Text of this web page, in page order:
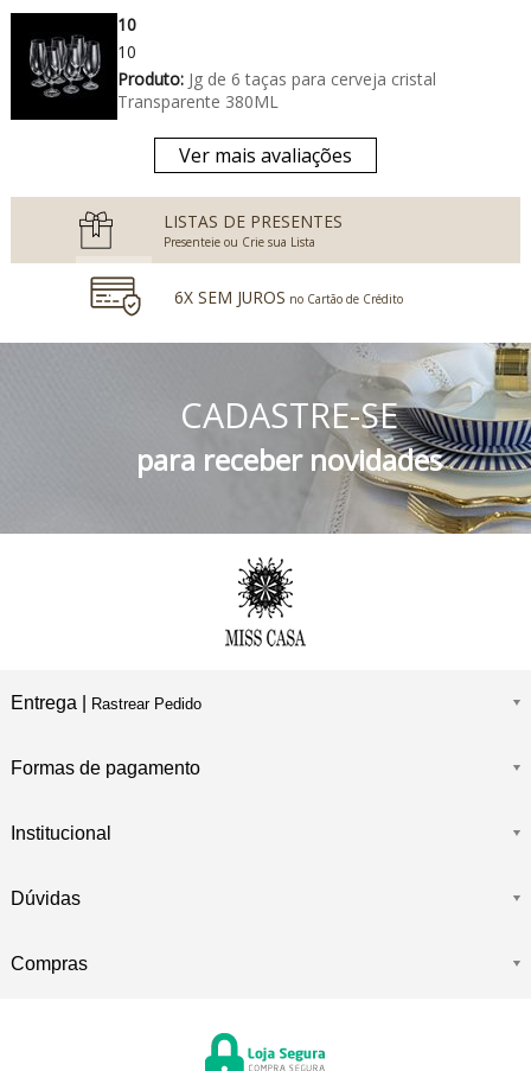
10
10
Produto:Jg de 6 taças para cerveja cristal
Transparente 380ML
Ver mais avaliações
LISTAS DE PRESENTES
Presenteie ou Crie sua Lista
6X SEM JUROS no Cartão de Crédito
no Boleto Bancário e PIX
FRETE GRÁTIS Consulte o Regulamento
CADASTRE-SE
para receber novidades
Entrega | Rastrear Pedido
Formas de pagamento
Institucional
Dúvidas
Compras